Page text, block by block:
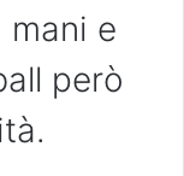
mani e
però